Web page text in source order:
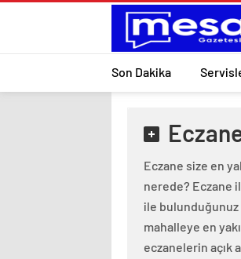
Son Dakika
Eczane size en
nerede? Eczane
ile bulunduğunuz
mahalleye en
eczanelerin açık